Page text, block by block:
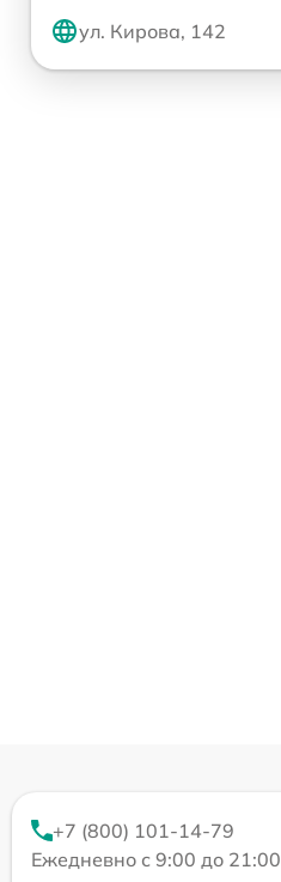
ул. Кирова, 142
+7 (800) 101-14-79
Ежедневно с 9:00 до 21:00